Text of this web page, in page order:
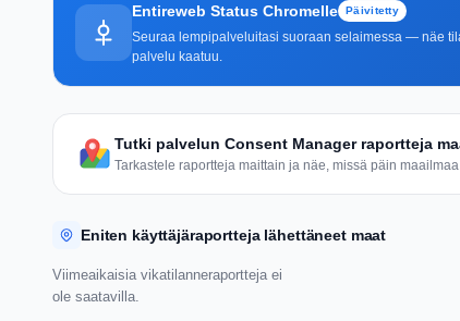
Entireweb Status Chromelle Päivitetty
Seuraa lempipalveluitasi suoraan selaimessa — näe
palvelu kaatuu.
Tutki palvelun Consent Manager raportteja
Tarkastele raportteja maittain ja näe, missä päin
Eniten käyttäjäraportteja lähettäneet maat
Viimeaikaisia vikatilanneraportteja ei
ole saatavilla.